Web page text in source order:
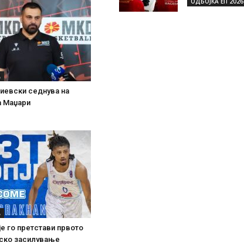
седнува на
Маџари
го претстави првото
засилување